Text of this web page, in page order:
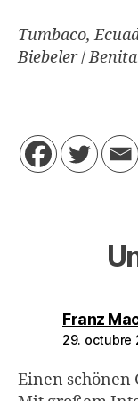
Tumbaco,
Biebeler/
Franz
29. octubre
Einen schönen